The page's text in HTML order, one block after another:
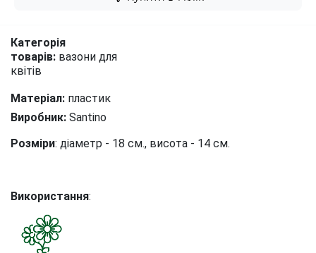
Категорія
товарів: вазони для
квітів
Матеріал: пластик
Виробник: Santino
Розміри: діаметр - 18 см., висота - 14 см.
Використання: